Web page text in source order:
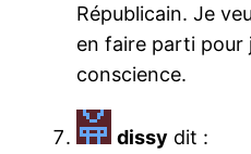
Républicain. Je
en faire parti pour
conscience.
dissy dit :